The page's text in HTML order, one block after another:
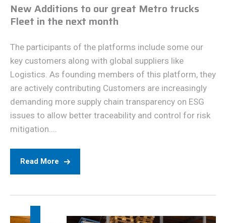
New Additions to our great Metro trucks
Fleet in the next month
The participants of the platforms include some our
key customers along with global suppliers like
Logistics. As founding members of this platform, they
are actively contributing Customers are increasingly
demanding more supply chain transparency on ESG
issues to allow better traceability and control for risk
mitigation....
Read More